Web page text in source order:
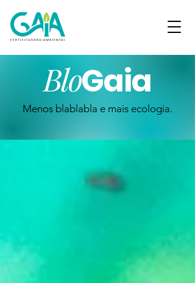
BloGaia
Menos blablabla e mais ecologia.